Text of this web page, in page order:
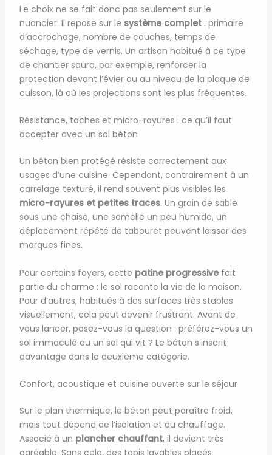
Le choix ne se fait donc pas seulement sur le
nuancier. Il repose sur le système complet: primaire
d’accrochage, nombre de couches, temps de
séchage, type de vernis. Un artisan habitué à ce type
de chantier saura, par exemple, renforcer la
protection devant l’évier ou au niveau de la plaque de
cuisson, là où les projections sont les plus fréquentes.
Résistance, taches et micro-rayures : ce qu’il faut
accepter avec un sol béton
Un béton bien protégé résiste correctement aux
usages d’une cuisine. Cependant, contrairement à un
carrelage texturé, il rend souvent plus visibles les
micro-rayures et petites traces. Un grain de sable
sous une chaise, une semelle un peu humide, un
déplacement répété de tabouret peuvent laisser des
marques fines.
Pour certains foyers, cette patine progressivefait
partie du charme : le sol raconte la vie de la maison.
Pour d’autres, habitués à des surfaces très stables
visuellement, cela peut devenir frustrant. Avant de
vous lancer, posez-vous la question : préférez-vous un
sol immaculé ou un sol qui vit ? Le béton s’inscrit
davantage dans la deuxième catégorie.
Confort, acoustique et cuisine ouverte sur le séjour
Sur le plan thermique, le béton peut paraître froid,
mais tout dépend de l’isolation et du chauffage.
Associé à un plancher chauffant, il devient très